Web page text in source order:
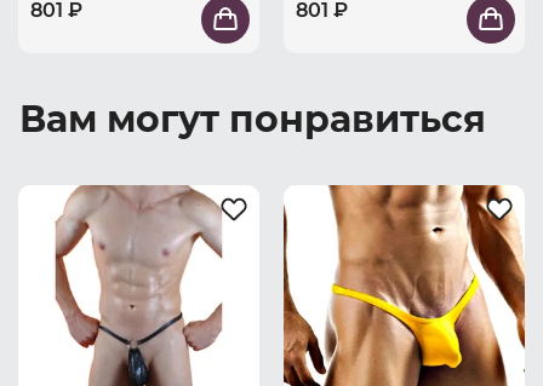
801 ₽ 801 ₽
Вам могут понравиться